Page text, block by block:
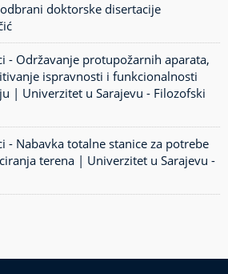
doktorske disertacije
- Održavanje protupožarnih aparata,
ispravnosti i funkcionalnosti
| Univerzitet u Sarajevu - Filozofski
- Nabavka totalne stanice za potrebe
terena | Univerzitet u Sarajevu -